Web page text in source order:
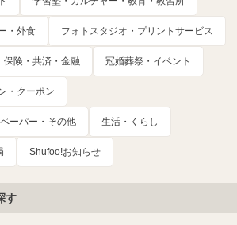
・外食 フォトスタジオ・プリントサービス
保険・共済・金融 冠婚葬祭・イベント
・クーポン
ーパー・その他 生活・くらし
Shufoo!お知らせ
す